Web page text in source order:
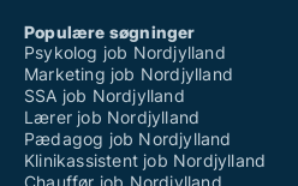
Populære søgninger
Psykolog job Nordjylland
Marketing job Nordjylland
SSA job Nordjylland
Lærer job Nordjylland
Pædagog job Nordjylland
Klinikassistent job Nordjylland